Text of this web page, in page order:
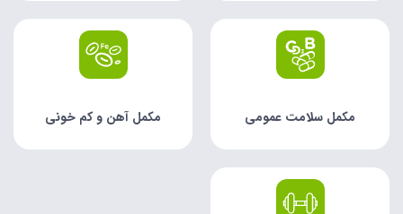
مکمل سلامت عمومی مکمل آهن و کم خونی